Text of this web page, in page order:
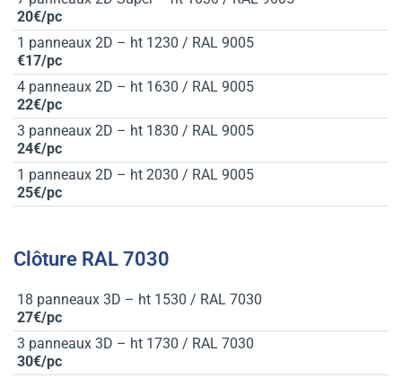
20€/pc
1 panneaux 2D – ht 1230 / RAL 9005
€17/pc
4 panneaux 2D – ht 1630 / RAL 9005
22€/pc
3 panneaux 2D – ht 1830 / RAL 9005
24€/pc
1 panneaux 2D – ht 2030 / RAL 9005
25€/pc
Clôture RAL 7030
18 panneaux 3D – ht 1530 / RAL 7030
27€/pc
3 panneaux 3D – ht 1730 / RAL 7030
30€/pc